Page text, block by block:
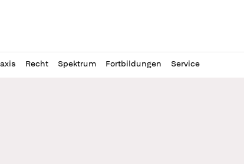
Recht Spektrum Fortbildungen Service